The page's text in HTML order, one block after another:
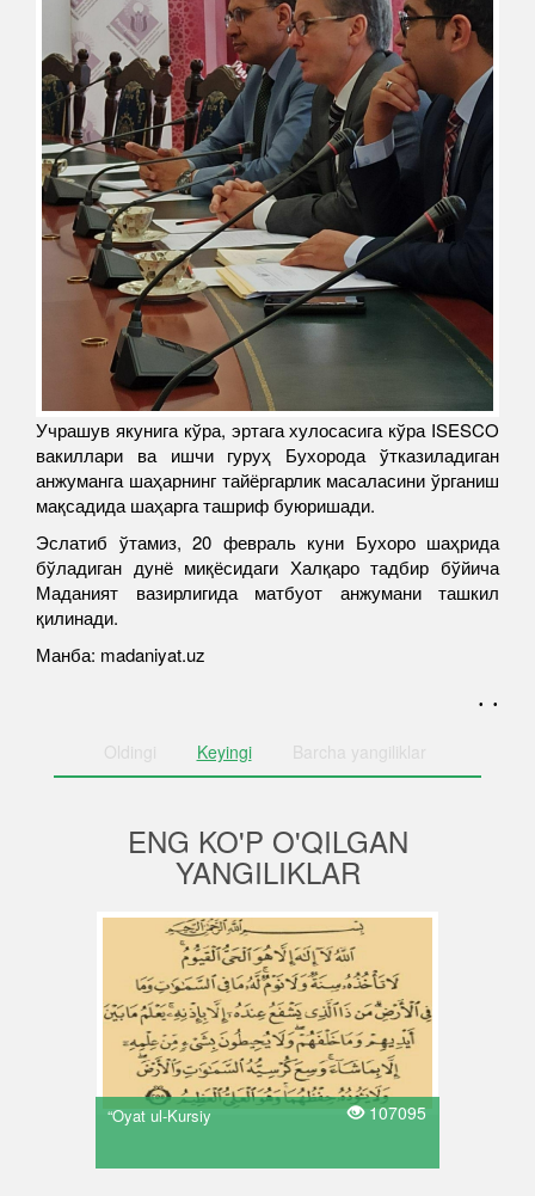
Учрашув якунига кўра, эртага хулосасига кўра ISESCO
вакиллари ва ишчи гуруҳ Бухорода ўтказиладиган
анжуманга шаҳарнинг тайёргарлик масаласини ўрганиш
мақсадида шаҳарга ташриф буюришади.
Эслатиб ўтамиз, 20 февраль куни Бухоро шаҳрида
бўладиган дунё миқёсидаги Халқаро тадбир бўйича
Маданият вазирлигида матбуот анжумани ташкил
қилинади.
Манба: madaniyat.uz
. .
Oldingi Keyingi Barcha yangiliklar
ENG KO'P O'QILGAN
YANGILIKLAR
“Oyat ul-Kursiy 107095